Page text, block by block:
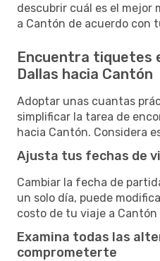
descubrir cuál es el mejor
a Cantón de acuerdo con
Encuentra tiquetes
Dallas hacia Cantón
Adoptar unas cuantas
simplificar la tarea de
hacia Cantón. Considera
Ajusta tus fechas de
Cambiar la fecha de
un solo día, puede
costo de tu viaje a
Examina todas las
comprometerte